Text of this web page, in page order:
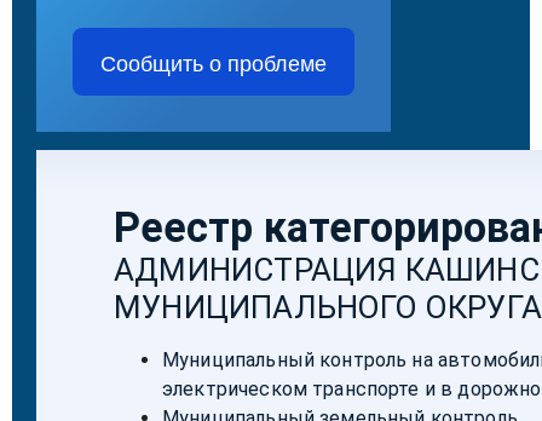
Сообщить о проблеме